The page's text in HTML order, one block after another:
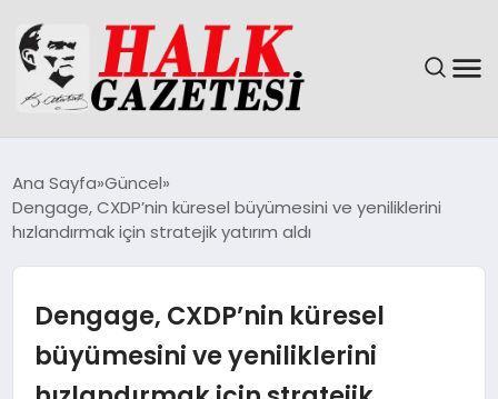
DÜNYA
EKONOMI
Ana Sayfa Güncel
Dengage, CXDP’nin küresel büyümesini ve yeniliklerini
hızlandırmak için stratejik yatırım aldı
Dengage, CXDP’nin küresel
büyümesini ve yeniliklerini